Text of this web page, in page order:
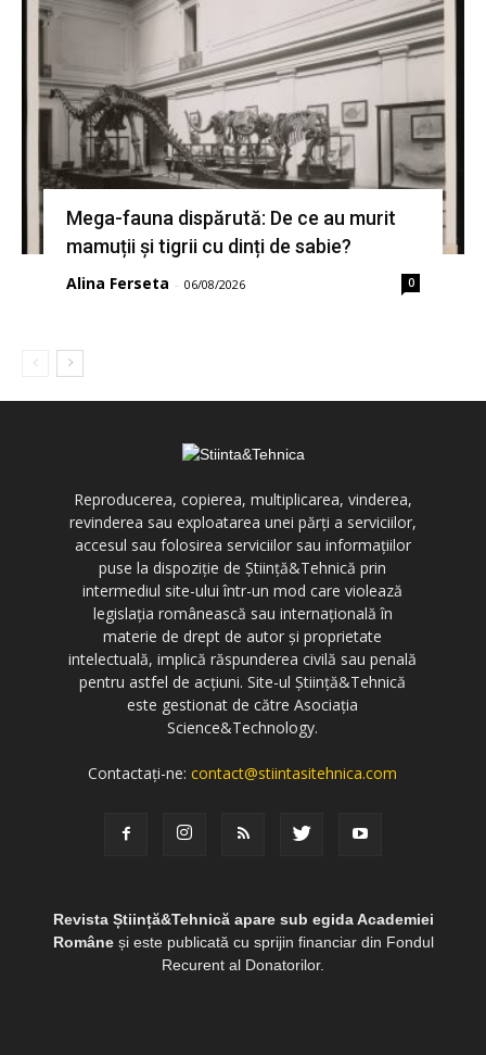
Mega-fauna dispărută: De ce au murit
mamuții și tigrii cu dinți de sabie?
Alina Ferseta - 06/08/2026 0
Reproducerea, copierea, multiplicarea, vinderea,
revinderea sau exploatarea unei părți a serviciilor,
accesul sau folosirea serviciilor sau informațiilor
puse la dispoziție de Știință&Tehnică prin
intermediul site-ului într-un mod care violează
legislația românească sau internațională în
materie de drept de autor și proprietate
intelectuală, implică răspunderea civilă sau penală
pentru astfel de acțiuni. Site-ul Știință&Tehnică
este gestionat de către Asociația
Science&Technology.
Contactați-ne:contact@stiintasitehnica.com
Revista Știință&Tehnică apare sub egida Academiei
Româneși este publicată cu sprijin financiar din Fondul
Recurent al Donatorilor.